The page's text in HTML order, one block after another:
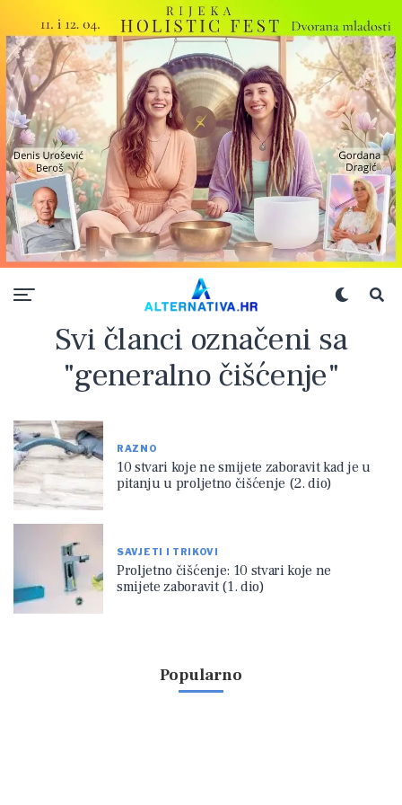
Svi članci označeni sa
"generalno čišćenje"
RAZNO
10 stvari koje ne smijete zaboravit kad je u
pitanju u proljetno čišćenje (2. dio)
SAVJETI I TRIKOVI
Proljetno čišćenje: 10 stvari koje ne
smijete zaboravit (1. dio)
Popularno